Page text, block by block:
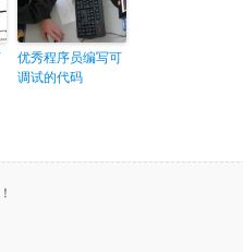
优秀程序员编写可
调试的代码